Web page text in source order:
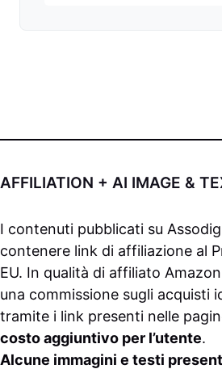
AFFILIATION + AI IMAGE &
I contenuti pubblicati su
contenere link di affiliazione al
EU. In qualità di affiliato
una commissione sugli acquisti
tramite i link presenti nelle
costo aggiuntivo per l’utente.
Alcune immagini e testi